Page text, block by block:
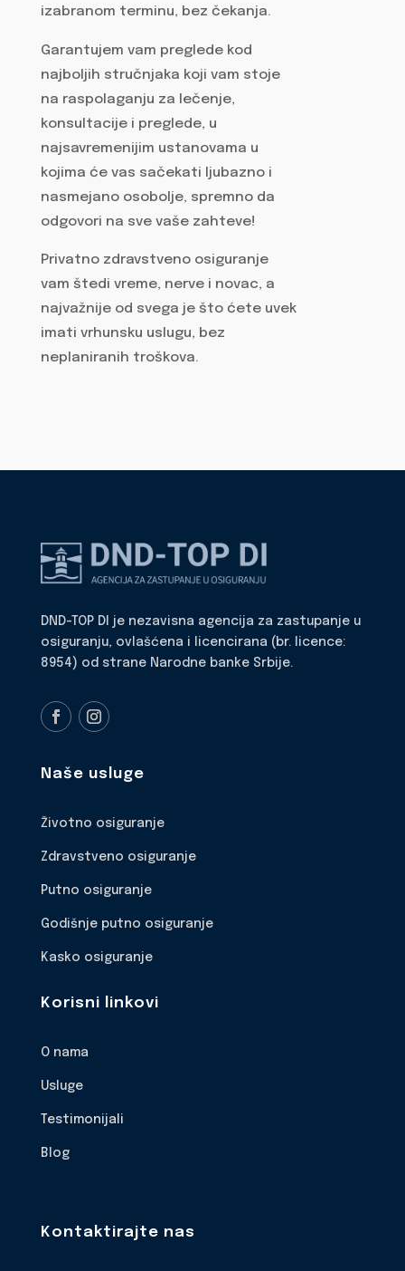
izabranom terminu, bez čekanja.
Garantujem vam preglede kod
najboljih stručnjaka koji vam stoje
na raspolaganju za lečenje,
konsultacije i preglede, u
najsavremenijim ustanovama u
kojima će vas sačekati ljubazno i
nasmejano osobolje, spremno da
odgovori na sve vaše zahteve!
Privatno zdravstveno osiguranje
vam štedi vreme, nerve i novac, a
najvažnije od svega je što ćete uvek
imati vrhunsku uslugu, bez
neplaniranih troškova.
DND-TOP DI je nezavisna agencija za zastupanje u
osiguranju, ovlašćena i licencirana (br. licence:
8954) od strane Narodne banke Srbije.
Naše usluge
Životno osiguranje
Zdravstveno osiguranje
Putno osiguranje
Godišnje putno osiguranje
Kasko osiguranje
Korisni linkovi
O nama
Usluge
Testimonijali
Blog
Kontaktirajte nas